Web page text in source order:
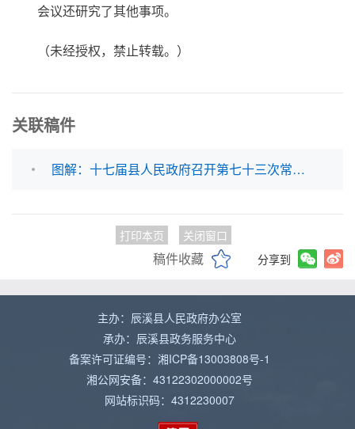
会议还研究了其他事项。
（未经授权，禁止转载。）
关联稿件
图解：十七届县人民政府召开第七十三次常务会议
打印本页 关闭窗口
稿件收藏 分享到
主办：辰溪县人民政府办公室
承办：辰溪县政务服务中心
备案许可证编号：湘ICP备13003808号-1
湘公网安备：43122302000002号
网站标识码：4312230007